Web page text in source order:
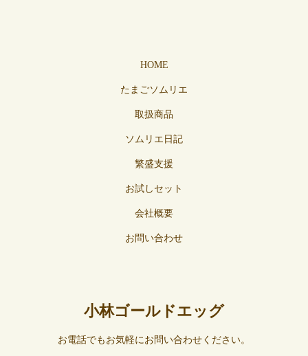
HOME
たまごソムリエ
取扱商品
ソムリエ日記
繁盛支援
お試しセット
会社概要
お問い合わせ
小林ゴールドエッグ
お電話でもお気軽にお問い合わせください。